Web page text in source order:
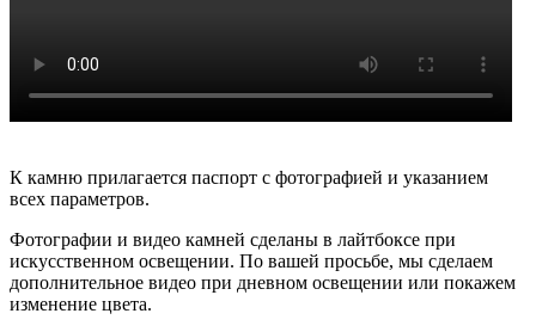
К камню прилагается паспорт с фотографией и указанием
всех параметров.
Фотографии и видео камней сделаны в лайтбоксе при
искусственном освещении. По вашей просьбе, мы сделаем
дополнительное видео при дневном освещении или покажем
изменение цвета.